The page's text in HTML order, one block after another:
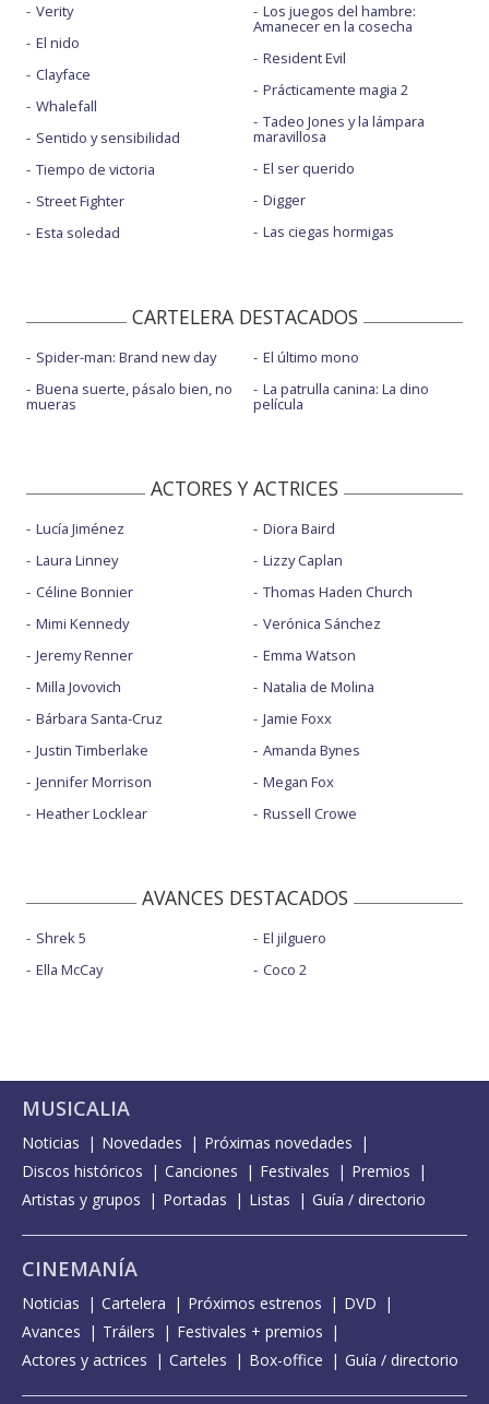
Verity
El nido
Clayface
Whalefall
Sentido y sensibilidad
Tiempo de victoria
Street Fighter
Esta soledad
Los juegos del hambre:
Amanecer en la cosecha
Resident Evil
Prácticamente magia 2
Tadeo Jones y la lámpara
maravillosa
El ser querido
Digger
Las ciegas hormigas
CARTELERA DESTACADOS
Spider-man: Brand new day
Buena suerte, pásalo bien, no
mueras
El último mono
La patrulla canina: La dino
película
ACTORES Y ACTRICES
Lucía Jiménez
Laura Linney
Céline Bonnier
Mimi Kennedy
Jeremy Renner
Milla Jovovich
Bárbara Santa-Cruz
Justin Timberlake
Jennifer Morrison
Heather Locklear
Diora Baird
Lizzy Caplan
Thomas Haden Church
Verónica Sánchez
Emma Watson
Natalia de Molina
Jamie Foxx
Amanda Bynes
Megan Fox
Russell Crowe
AVANCES DESTACADOS
Shrek 5
Ella McCay
El jilguero
Coco 2
MUSICALIA
Noticias Novedades
Próximas novedades
Discos históricos
Canciones Festivales
Premios
Artistas y grupos
Portadas Listas Guía / directorio
CINEMANÍA
Noticias Cartelera Próximos estrenos
DVD
Avances
Tráilers
Festivales + premios
Actores y actrices
Carteles Box-office Guía / directorio